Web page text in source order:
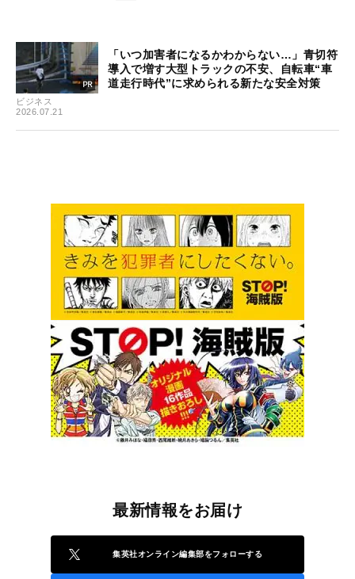
ビジネス
2026.07.21
「いつ加害者になるかわからない…」青切符
導入で増す大型トラックの不安、自転車“車
道走行時代”に求められる新たな安全対策
最新情報をお届け
集英社オンライン編集部をフォローする